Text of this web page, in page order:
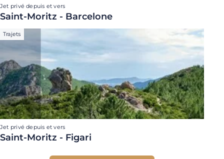
Jet privé depuis et vers
Saint-Moritz - Barcelone
Trajets
Jet privé depuis et vers
Saint-Moritz - Figari